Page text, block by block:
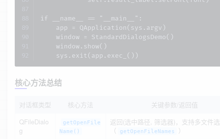
if __name__ == "__main__":
    app = QApplication(sys.argv)
    window = StandardDialogsDemo()
    window.show()
    sys.exit(app.exec_())
核心方法总结
对话框类型 核心方法
关键参数/返回值
QFileDialo
g
getOpenFile
Name()
返回(选中路径, 筛选器)，支持多文件
（
getOpenFileNames
）